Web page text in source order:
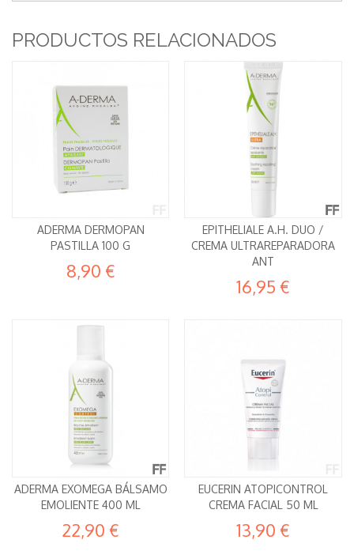
PRODUCTOS RELACIONADOS
ADERMA DERMOPAN
PASTILLA 100 G
8,90 €
EPITHELIALE A.H. DUO /
CREMA ULTRAREPARADORA
ANT
16,95 €
ADERMA EXOMEGA BÁLSAMO
EMOLIENTE 400 ML
22,90 €
EUCERIN ATOPICONTROL
CREMA FACIAL 50 ML
13,90 €